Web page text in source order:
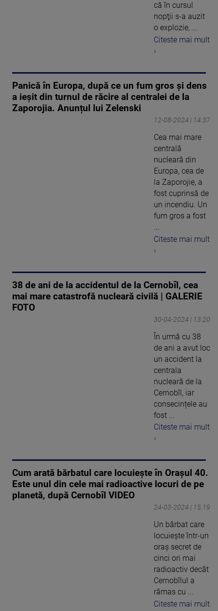
că în cursul
nopţii s-a auzit
o explozie, ...
Citeste mai mult
›
Panică în Europa, după ce un fum gros și dens
a ieșit din turnul de răcire al centralei de la
Zaporojia. Anunțul lui Zelenski
12-08-2024 | 14:37
Cea mai mare
centrală
nucleară din
Europa, cea de
la Zaporojie, a
fost cuprinsă de
un incendiu. Un
fum gros a fost
...
Citeste mai mult
›
38 de ani de la accidentul de la Cernobîl, cea
mai mare catastrofă nucleară civilă | GALERIE
FOTO
30-04-2024 | 13:20
În urmă cu 38
de ani a avut loc
un accident la
centrala
nucleară de la
Cernobîl, iar
consecințele au
fost ...
Citeste mai mult
›
Cum arată bărbatul care locuiește în Orașul 40.
Este unul din cele mai radioactive locuri de pe
planetă, după Cernobîl VIDEO
24-03-2024 | 15:19
Un bărbat care
locuiește într-un
oraș secret de
cinci ori mai
radioactiv decât
Cernobîlul a
rămas cu ...
Citeste mai mult